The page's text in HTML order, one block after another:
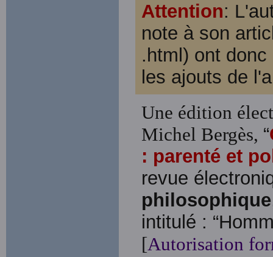
Attention:
note à son
.html) ont
les ajouts de
Une édition
Michel Bergès, “
: parenté et
revue
philosophique
intitulé :
[Autorisation